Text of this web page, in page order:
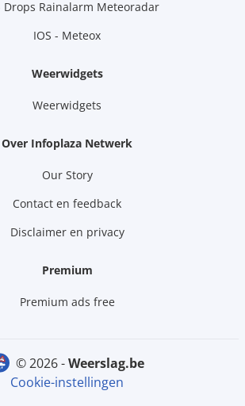
Drops Rainalarm Meteoradar
IOS - Meteox
Weerwidgets
Weerwidgets
Over Infoplaza Netwerk
Our Story
Contact en feedback
Disclaimer en privacy
Premium
Premium ads free
© 2026 -
weerslag.be
Cookie-instellingen